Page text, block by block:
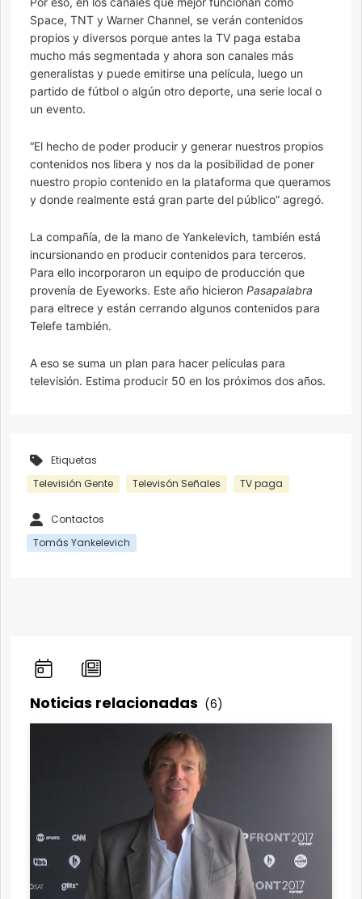
Space, TNT y Warner Channel, se verán contenidos
propios y diversos porque antes la TV paga estaba
mucho más segmentada y ahora son canales más
generalistas y puede emitirse una película, luego un
partido de fútbol o algún otro deporte, una serie local o
un evento.
“El hecho de poder producir y generar nuestros propios
contenidos nos libera y nos da la posibilidad de poner
nuestro propio contenido en la plataforma que queramos
y donde realmente está gran parte del público” agregó.
La compañía, de la mano de Yankelevich, también está
incursionando en producir contenidos para terceros.
Para ello incorporaron un equipo de producción que
provenía de Eyeworks. Este año hicieron Pasapalabra
para eltrece y están cerrando algunos contenidos para
Telefe también.
A eso se suma un plan para hacer películas para
televisión. Estima producir 50 en los próximos dos años.
Etiquetas
Televisión Gente
Televisón Señales TV paga
Contactos
Tomás Yankelevich
Noticias relacionadas (6)